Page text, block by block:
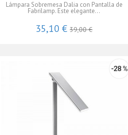
Lámpara Sobremesa Dalia con Pantalla de
Fabrilamp. Este elegante...
35,10 €39,00 €
-28 %